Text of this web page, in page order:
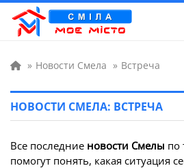
» Новости Смела » Встреча
НОВОСТИ СМЕЛА: ВСТРЕЧА
Все последние новости Смелы по
помогут понять, какая ситуация